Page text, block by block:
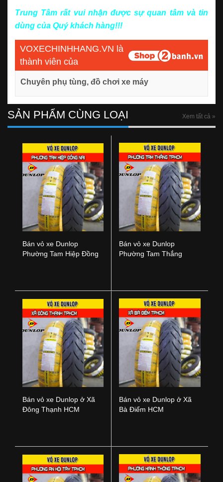
Trung Tâm rất vui nhận được sự quan tâm và tin
dùng của Quý khách hàng!!!
VOXECHINHHANG.VN là
thành viên của
Chuyên phụ tùng, đồ chơi xe máy
SẢN PHẨM CÙNG LOẠI Xem tất cả »
Bán vỏ xe Dunlop
Phường Tam Hiệp Đồng
Bán vỏ xe Dunlop
Phường Tam Thắng
Bán vỏ xe Dunlop ở Xã
Đông Thạnh HCM
Bán vỏ xe Dunlop ở Xã
Bà Điểm HCM